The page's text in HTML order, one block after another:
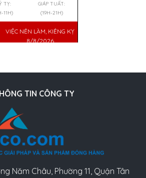
TỴ:
11H)
GIÁP TUẤT:
(19H-21H)
VIỆC NÊN LÀM, KIÊNG KỴ
8/8/2026
TIN CÔNG TY
Năm Châu, Phường 11, Quận Tân